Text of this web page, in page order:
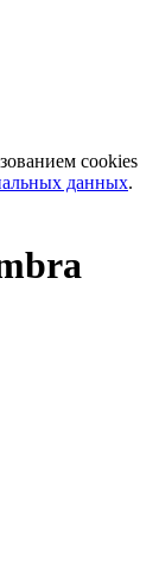
cookies
данных.